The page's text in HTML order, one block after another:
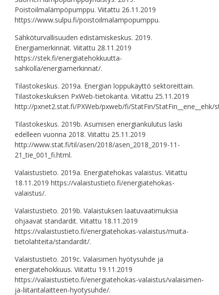
Poistoilmalämpöpumppu. Viitattu 26.11.2019
https://www.sulpu.fi/poistoilmalampopumppu.
Sähköturvallisuuden edistämiskeskus. 2019.
Energiamerkinnät. Viitattu 28.11.2019
https://stek.fi/energiatehokkuutta-
sahkolla/energiamerkinnat/.
Tilastokeskus. 2019a. Energian loppukäyttö sektoreittain.
Tilastokeskuksen PxWeb-tietokanta. Viitattu 25.11.2019
http://pxnet2.stat.fi/PXWeb/pxweb/fi/StatFin/StatFin__ene__ehk/
Tilastokeskus. 2019b. Asumisen energiankulutus laski
edelleen vuonna 2018. Viitattu 25.11.2019
http://www.stat.fi/til/asen/2018/asen_2018_2019-11-
21_tie_001_fi.html.
Valaistustieto. 2019a. Energiatehokas valaistus. Viitattu
18.11.2019 https://valaistustieto.fi/energiatehokas-
valaistus/.
Valaistustieto. 2019b. Valaistuksen laatuvaatimuksia
ohjaavat standardit. Viitattu 18.11.2019
https://valaistustieto.fi/energiatehokas-valaistus/muita-
tietolahteita/standardit/.
Valaistustieto. 2019c. Valaisimen hyötysuhde ja
energiatehokkuus. Viitattu 19.11.2019
https://valaistustieto.fi/energiatehokas-valaistus/valaisimen-
ja-liitantalaitteen-hyotysuhde/.